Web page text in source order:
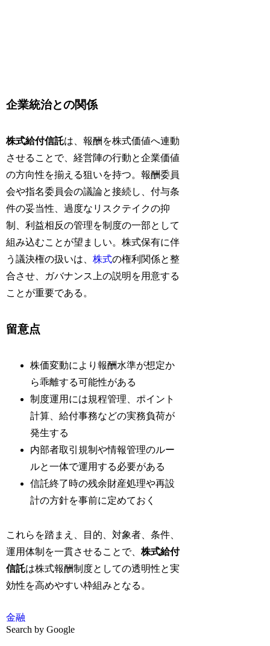
企業統治との関係
株式給付信託は、報酬を株式価値へ連動
させることで、経営陣の行動と企業価値
の方向性を揃える狙いを持つ。報酬委員
会や指名委員会の議論と接続し、付与条
件の妥当性、過度なリスクテイクの抑
制、利益相反の管理を制度の一部として
組み込むことが望ましい。株式保有に伴
う議決権の扱いは、株式の権利関係と整
合させ、ガバナンス上の説明を用意する
ことが重要である。
留意点
株価変動により報酬水準が想定か
ら乖離する可能性がある
制度運用には規程管理、ポイント
計算、給付事務などの実務負荷が
発生する
内部者取引規制や情報管理のルー
ルと一体で運用する必要がある
信託終了時の残余財産処理や再設
計の方針を事前に定めておく
これらを踏まえ、目的、対象者、条件、
運用体制を一貫させることで、株式給付
信託は株式報酬制度としての透明性と実
効性を高めやすい枠組みとなる。
金融
Search by Google